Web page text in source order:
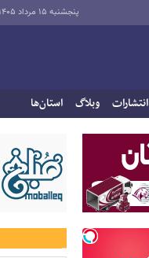
پنجشنبه ۱۵ مرداد ۱۴۰۵
انتشارات وبلاگ استان‌ها